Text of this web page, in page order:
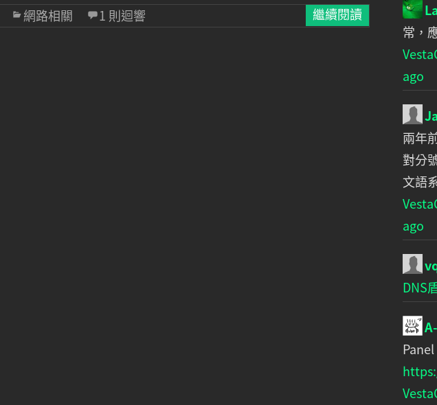
網路相關 1 則迴響 繼續閱讀
常，
ago
兩年
對分
文語
ago
DNS